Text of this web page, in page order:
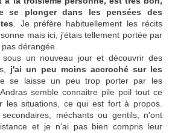
se plonger dans les pensées des
. Je préfère habituellement les récits
mais ici, j'étais tellement portée par
dérangée.
un nouveau jour et découvrir des
j'ai un peu moins accroché sur les
se laisse un peu trop porter par les
semble connaitre pile poil tout ce
les situations, ce qui est fort à propos.
méchants ou gentils, n'ont
et je n'ai pas bien compris leur